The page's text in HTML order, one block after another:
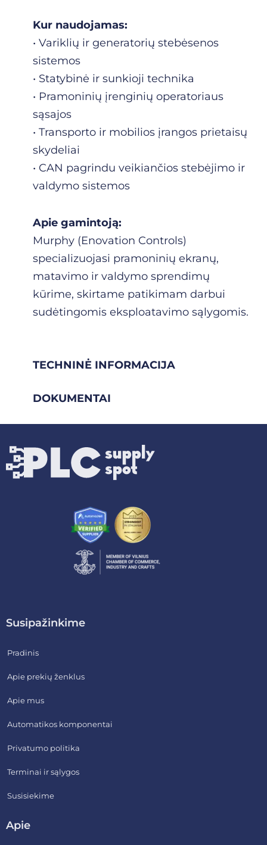
TECHNINĖ INFORMACIJA
DOKUMENTAI
Kur naudojamas:
• Variklių ir generatorių stebėsenos
sistemos
• Statybinė ir sunkioji technika
• Pramoninių įrenginių operatoriaus
sąsajos
• Transporto ir mobilios įrangos prietaisų
skydeliai
• CAN pagrindu veikiančios stebėjimo ir
valdymo sistemos
Apie gamintoją:
Murphy (Enovation Controls)
specializuojasi pramoninių ekranų,
matavimo ir valdymo sprendimų
kūrime, skirtame patikimam darbui
sudėtingomis eksploatavimo sąlygomis.
Susipažinkime
Pradinis
Apie prekių ženklus
Apie mus
Automatikos komponentai
Privatumo politika
Terminai ir sąlygos
Susisiekime
Apie